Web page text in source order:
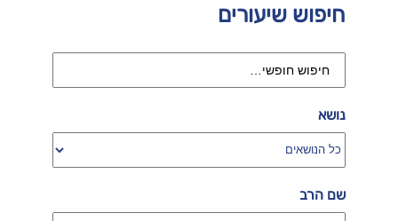
חיפוש שיעורים
נושא
שם הרב